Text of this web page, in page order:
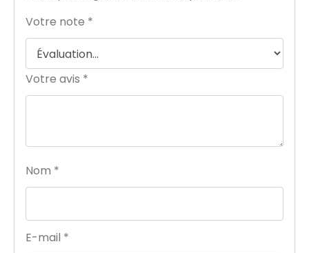
Votre note *
Votre avis *
Nom *
E-mail *